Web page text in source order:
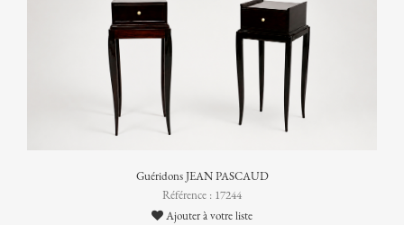
Guéridons JEAN PASCAUD
Référence : 17244
Ajouter à votre liste